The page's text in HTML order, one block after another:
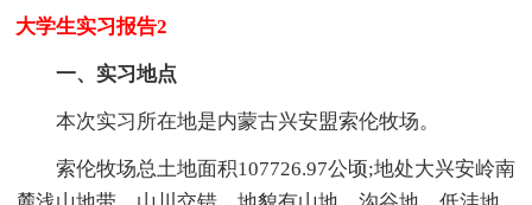
大学生实习报告2
一、实习地点
本次实习所在地是内蒙古兴安盟索伦牧场。
索伦牧场总土地面积107726.97公顷;地处大兴安岭南